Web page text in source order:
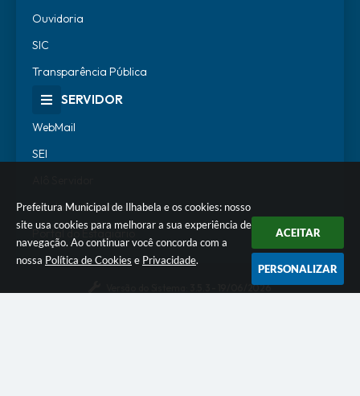
Prefeitura Municipal de Ilhabela e os cookies: nosso
site usa cookies para melhorar a sua experiência de
navegação. Ao continuar você concorda com a
nossa Política de Cookies e Privacidade.
ACEITAR
PERSONALIZAR
Ouvidoria
SIC
Transparência Pública
SERVIDOR
WebMail
SEI
Escola de Governo
Portal do Estagiário
3.5.3 - 19/06/2026